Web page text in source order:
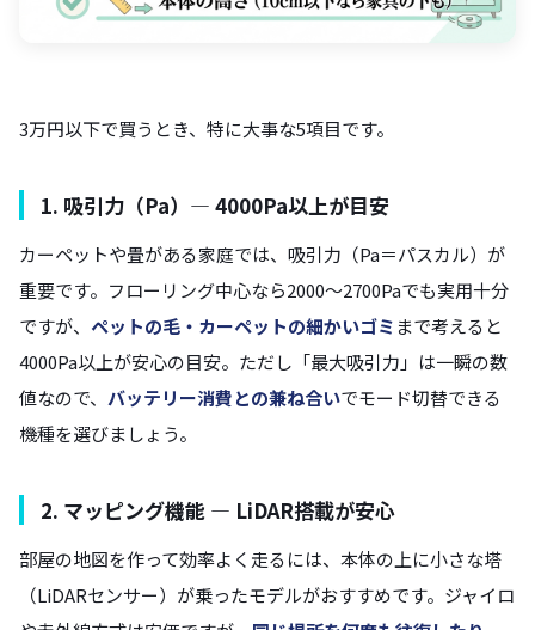
3万円以下で買うとき、特に大事な5項目です。
1. 吸引力（Pa）— 4000Pa以上が目安
カーペットや畳がある家庭では、吸引力（Pa＝パスカル）が
重要です。フローリング中心なら2000〜2700Paでも実用十分
ですが、 ペットの毛・カーペットの細かいゴミ まで考えると
4000Pa以上が安心の目安。ただし「最大吸引力」は一瞬の数
値なので、 バッテリー消費との兼ね合いでモード切替できる
機種を選びましょう。
2. マッピング機能 — LiDAR搭載が安心
部屋の地図を作って効率よく走るには、本体の上に小さな塔
（LiDARセンサー）が乗ったモデルがおすすめです。ジャイロ